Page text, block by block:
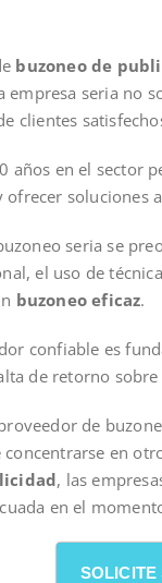
buzoneo de
empresa seria no
clientes
años en el sector
ofrecer soluciones
seria se
el uso de
buzoneo eficaz.
confiable es
de retorno
de
en
, las
en el
SOLICITE